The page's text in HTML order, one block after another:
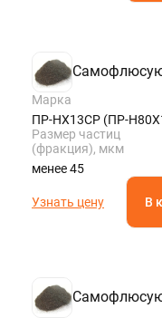
Марка
ПР-НХ13СР (ПР-
Размер частиц
(фракция), мкм
менее 45
Узнать цену В